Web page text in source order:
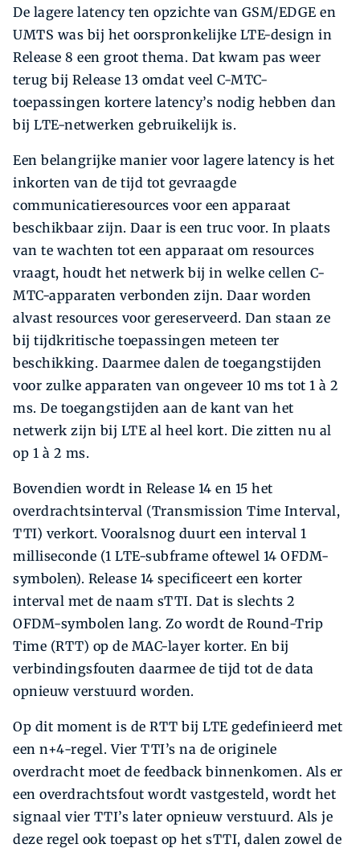
De lagere latency ten opzichte van GSM/EDGE en
UMTS was bij het oorspronkelijke LTE-design in
Release 8 een groot thema. Dat kwam pas weer
terug bij Release 13 omdat veel C-MTC-
toepassingen kortere latency’s nodig hebben dan
bij LTE-netwerken gebruikelijk is.
Een belangrijke manier voor lagere latency is het
inkorten van de tijd tot gevraagde
communicatieresources voor een apparaat
beschikbaar zijn. Daar is een truc voor. In plaats
van te wachten tot een apparaat om resources
vraagt, houdt het netwerk bij in welke cellen C-
MTC-apparaten verbonden zijn. Daar worden
alvast resources voor gereserveerd. Dan staan ze
bij tijdkritische toepassingen meteen ter
beschikking. Daarmee dalen de toegangstijden
voor zulke apparaten van ongeveer 10 ms tot 1 à 2
ms. De toegangstijden aan de kant van het
netwerk zijn bij LTE al heel kort. Die zitten nu al
op 1 à 2 ms.
Bovendien wordt in Release 14 en 15 het
overdrachtsinterval (Transmission Time Interval,
TTI) verkort. Vooralsnog duurt een interval 1
milliseconde (1 LTE-subframe oftewel 14 OFDM-
symbolen). Release 14 specificeert een korter
interval met de naam sTTI. Dat is slechts 2
OFDM-symbolen lang. Zo wordt de Round-Trip
Time (RTT) op de MAC-layer korter. En bij
verbindingsfouten daarmee de tijd tot de data
opnieuw verstuurd worden.
Op dit moment is de RTT bij LTE gedefinieerd met
een n+4-regel. Vier TTI’s na de originele
overdracht moet de feedback binnenkomen. Als er
een overdrachtsfout wordt vastgesteld, wordt het
signaal vier TTI’s later opnieuw verstuurd. Als je
deze regel ook toepast op het sTTI, dalen zowel de